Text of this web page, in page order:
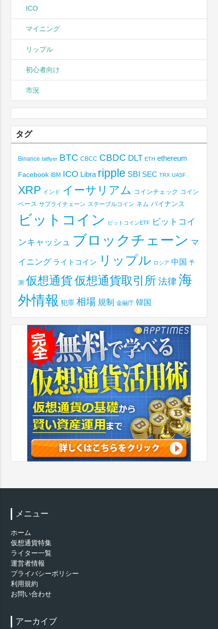
ICO
マイニング
リップル
初心者向け
市況
タグ
Binance bitflyer BTC CBCC CBDC DLT ETH ethereum
Facebook IBM ICO Libra ripple SBI SEC TRX UASF
XRP インド イーサリアム コインチェック コイン
ベース サプライチェーン ステーブルコイン ネム バイナンス
ビットコイン ビットコインETF ビットコイ
ンキャッシュ ブロックチェーン マ
イニング ライトコイン リップル ロシア 中国 予
測 仮想通貨仮想通貨取引所 法律 海
外情報 犯罪 相場 規制 金融庁 韓国
メニュー
ホーム
仮想通貨特集
ライター一覧
運営者情報
プライバシーポリシー
利用規約
お問い合わせ
アーカイブ